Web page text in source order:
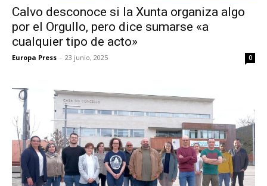
Calvo desconoce si la Xunta organiza algo
por el Orgullo, pero dice sumarse «a
cualquier tipo de acto»
Europa Press - 23 junio, 2025 0